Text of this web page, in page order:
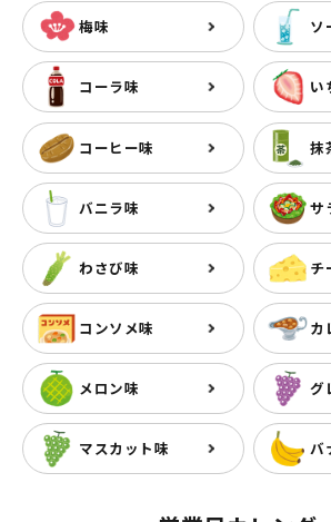
梅味 ソ
コーラ味 い
コーヒー味 抹
バニラ味 サ
わさび味 チ
コンソメ味 カ
メロン味 グ
マスカット味 バ